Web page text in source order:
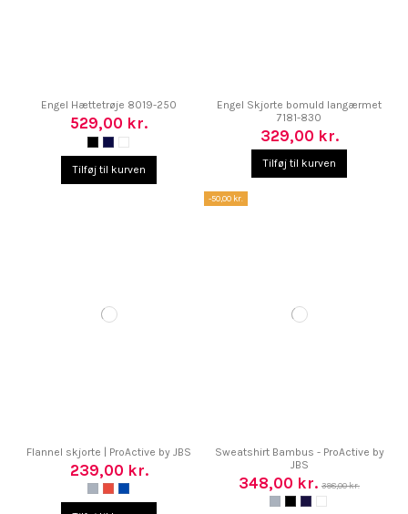
Engel Hættetrøje 8019-250
529,00 kr.
Tilføj til kurven
Engel Skjorte bomuld langærmet
7181-830
329,00 kr.
Tilføj til kurven
Flannel skjorte | ProActive by JBS
239,00 kr.
-50,00 kr.
Sweatshirt Bambus - ProActive by
JBS
348,00 kr. 398,00 kr.